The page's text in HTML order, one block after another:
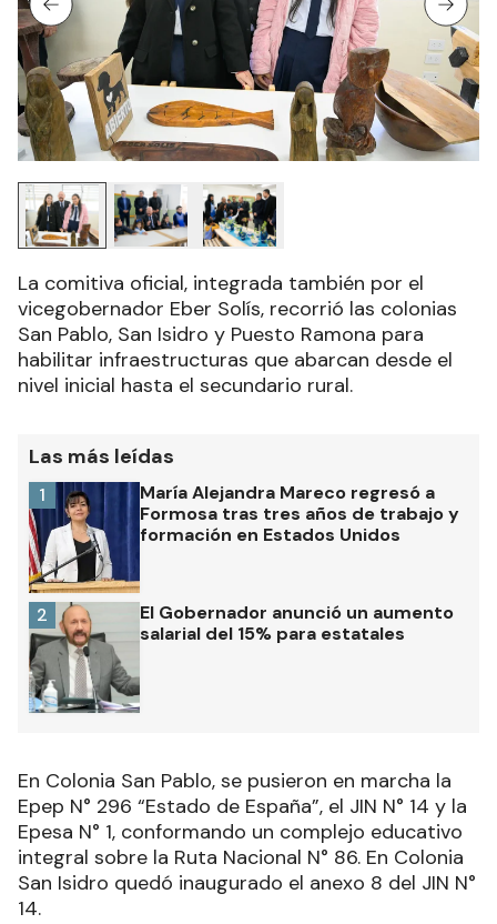
La comitiva oficial, integrada también por el
vicegobernador Eber Solís, recorrió las colonias
San Pablo, San Isidro y Puesto Ramona para
habilitar infraestructuras que abarcan desde el
nivel inicial hasta el secundario rural.
Las más leídas
María Alejandra Mareco regresó a
Formosa tras tres años de trabajo y
formación en Estados Unidos
1
El Gobernador anunció un aumento
salarial del 15% para estatales
2
En Colonia San Pablo, se pusieron en marcha la
Epep N° 296 “Estado de España”, el JIN N° 14 y la
Epesa N° 1, conformando un complejo educativo
integral sobre la Ruta Nacional N° 86. En Colonia
San Isidro quedó inaugurado el anexo 8 del JIN N°
14.